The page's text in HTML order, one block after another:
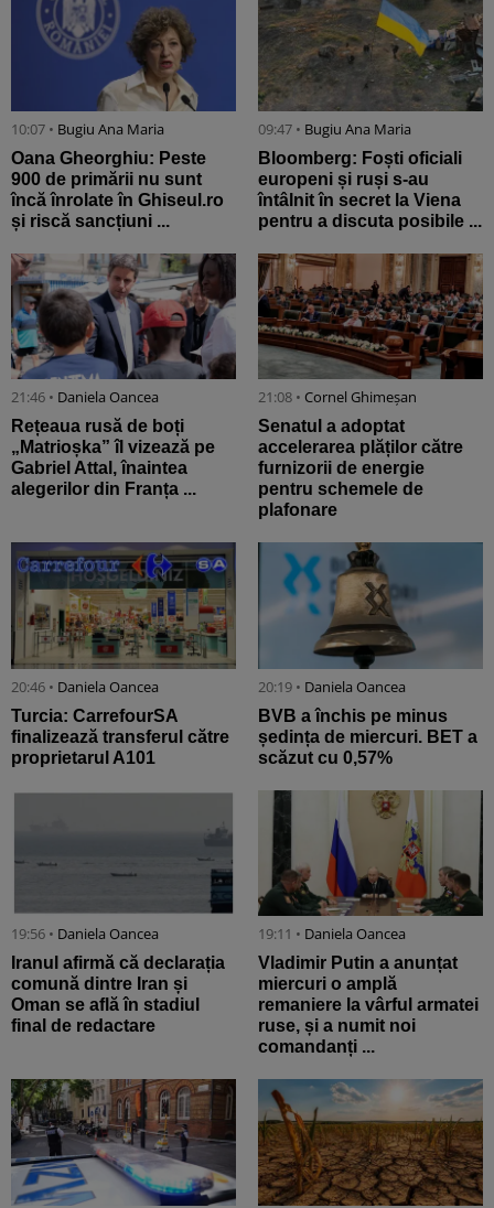
10:07 • Bugiu ⁠Ana Maria
Oana Gheorghiu: Peste
900 de primării nu sunt
încă înrolate în Ghiseul.ro
și riscă sancțiuni ...
09:47 • Bugiu ⁠Ana Maria
Bloomberg: Foști oficiali
europeni și ruși s-au
întâlnit în secret la Viena
pentru a discuta posibile ...
21:46 • Daniela Oancea
Rețeaua rusă de boți
„Matrioșka” îl vizează pe
Gabriel Attal, înaintea
alegerilor din Franța ...
21:08 • Cornel Ghimeșan
Senatul a adoptat
accelerarea plăților către
furnizorii de energie
pentru schemele de
plafonare
20:46 • Daniela Oancea
Turcia: CarrefourSA
finalizează transferul către
proprietarul A101
20:19 • Daniela Oancea
BVB a închis pe minus
ședința de miercuri. BET a
scăzut cu 0,57%
19:56 • Daniela Oancea
Iranul afirmă că declarația
comună dintre Iran și
Oman se află în stadiul
final de redactare
19:11 • Daniela Oancea
Vladimir Putin a anunțat
miercuri o amplă
remaniere la vârful armatei
ruse, și a numit noi
comandanți ...